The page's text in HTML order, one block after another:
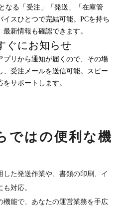
なる「受注」「発送」「在庫管
スひとつで完結可能。PCを持ち
新情報も確認できます。
ぐにお知らせ
プリから通知が届くので、その場
、受注メールを送信可能。スピー
サポートします。
ではの便利な機
した発送作業や、書類の印刷、イ
対応。
機能で、あなたの運営業務を手広